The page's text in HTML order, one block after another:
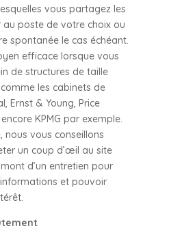
vous partagez les
poste de votre choix ou
spontanée le cas échéant.
efficace lorsque vous
de structures de taille
les cabinets de
Ernst & Young, Price
KPMG par exemple.
nous vous conseillons
un coup d’œil au site
d’un entretien pour
et pouvoir